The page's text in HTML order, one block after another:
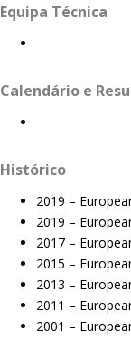
Equipa Técnica
Calendário e
Histórico
2019 –
2019 –
2017 –
2015 –
2013 –
2011 –
2001 –